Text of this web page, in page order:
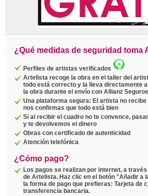
¿Qué medidas de seguridad toma
Perfiles de artistas verificados
Artelista recoge la obra en el taller del
todo está correcto y la lleva directamente
la obra durante el envío con Allianz
Una plataforma segura: El artista no
nos confirmas que todo está bien
Si al recibir el cuadro no te convence,
y te devolvemos el dinero
Obras con certificado de autenticidad
Atención telefónica
¿Cómo pago?
Los pagos se realizan por internet, a
de Artelista. Haz clic en el botón "Añadir a
la forma de pago que prefieras: Tarjeta de
transferencia bancaria.